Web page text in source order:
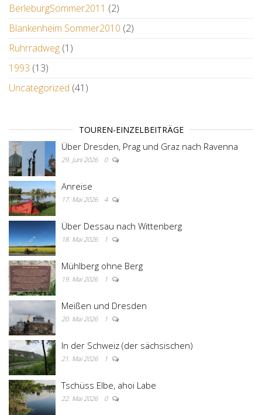
BerleburgSommer2011 (2)
Blankenheim Sommer2010 (2)
Ruhrradweg (1)
1993 (13)
Uncategorized (41)
TOUREN-EINZELBEITRÄGE
Über Dresden, Prag und Graz nach Ravenna
29. Juni 2026 0
Anreise
17. Mai 2026 4
Über Dessau nach Wittenberg
18. Mai 2026 1
Mühlberg ohne Berg
19. Mai 2026 1
Meißen und Dresden
20. Mai 2026 1
In der Schweiz (der sächsischen)
21. Mai 2026 1
Tschüss Elbe, ahoi Labe
22. Mai 2026 0